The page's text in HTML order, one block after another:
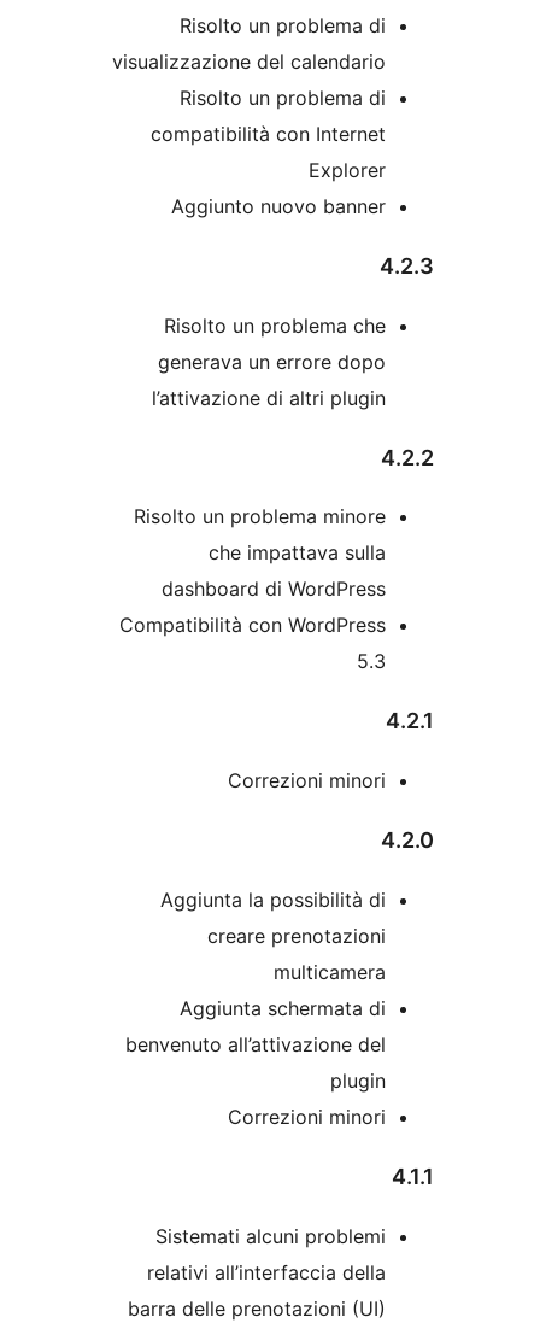
Risolto un problema
visualizzazione del
Risolto un problema
compatibilità con
Aggiunto nuovo
Risolto un problema
generava un errore
l’attivazione di altri
Risolto un problema
che impattava
dashboard di
Compatibilità con
Correzioni
Aggiunta la possibilità
creare
Aggiunta schermata
benvenuto all’attivazione
Correzioni
Sistemati alcuni
relativi all’interfaccia
barra delle prenotazioni